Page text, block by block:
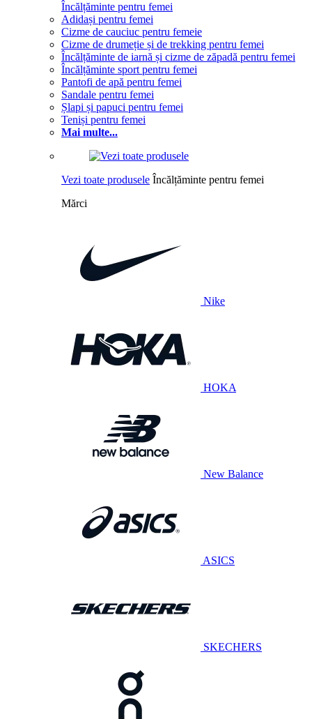
Încălțăminte pentru femei
Adidași pentru femei
Cizme de cauciuc pentru femeie
Cizme de drumeție și de trekking pentru femei
Încălțăminte de iarnă și cizme de zăpadă pentru femei
Încălțăminte sport pentru femei
Pantofi de apă pentru femei
Sandale pentru femei
Șlapi și papuci pentru femei
Teniși pentru femei
Mai multe...
Vezi toate produsele Încălțăminte pentru femei
Mărci
Nike
HOKA
New Balance
ASICS
SKECHERS